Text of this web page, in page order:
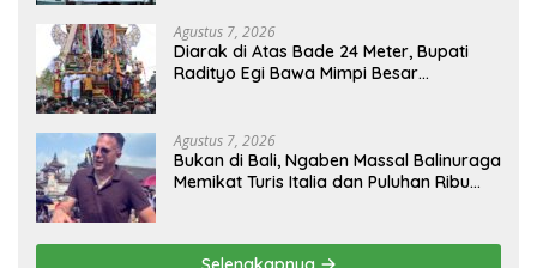
Agustus 7, 2026
Diarak di Atas Bade 24 Meter, Bupati
Radityo Egi Bawa Mimpi Besar
Agustus 7, 2026
Bukan di Bali, Ngaben Massal Balinuraga
Memikat Turis Italia dan Puluhan Ribu